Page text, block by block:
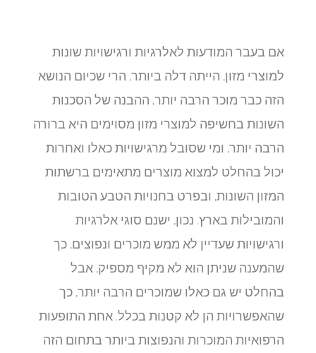
אם בעבר המודעות לאלרגיות ורגישויות שונות
למוצרי מזון, הייתה דלה ביותר, הרי שכיום הנושא
הזה כבר מוכר הרבה יותר, ההבנה של הסכנות
השונות בחשיפה למוצרי מזון מסוימים היא ברורה
הרבה יותר, ומי שסובל מרגישויות כאלו ואחרות
יכול בהחלט למצוא מוצרים מתאימים ברשתות
המזון השונות, ובפרט בחנויות הטבע הטובות
והמובילות בארץ. נכון, ישנם סוגי אלרגיות
ורגישויות שעדיין לא ממש מוכרים ונפוצים, כך
שהמענה שניתן הוא לא מקיף מספיק, אבל
בהחלט יש גם כאלו שמוכרים הרבה יותר, כך
שהאפשרויות הן לא קטנות בכלל. אחת התופעות
הרפואיות המוכרות והנפוצות ביותר בתחום הזה